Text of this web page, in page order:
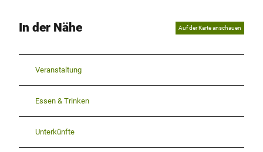
In der Nähe Auf der Karte anschauen
Veranstaltung
Essen & Trinken
Unterkünfte